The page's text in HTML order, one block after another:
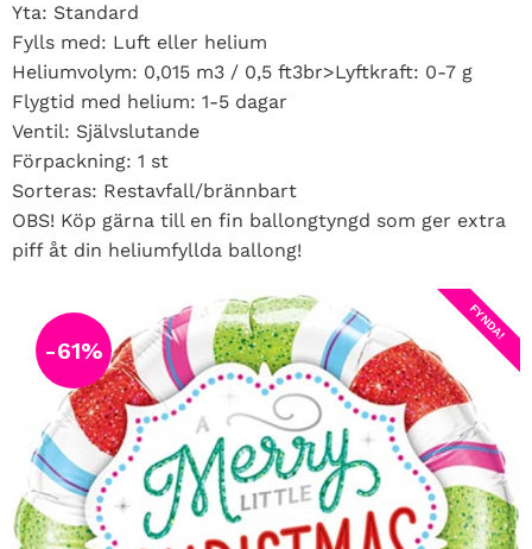
Yta: Standard
Fylls med: Luft eller helium
Heliumvolym: 0,015 m3 / 0,5 ft3br>Lyftkraft: 0-7 g
Flygtid med helium: 1-5 dagar
Ventil: Självslutande
Förpackning: 1 st
Sorteras: Restavfall/brännbart
OBS! Köp gärna till en fin ballongtyngd som ger extra
piff åt din heliumfyllda ballong!
61%
FYNDA!